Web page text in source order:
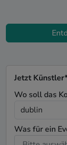
Jetzt
Wo soll das
Was für ein